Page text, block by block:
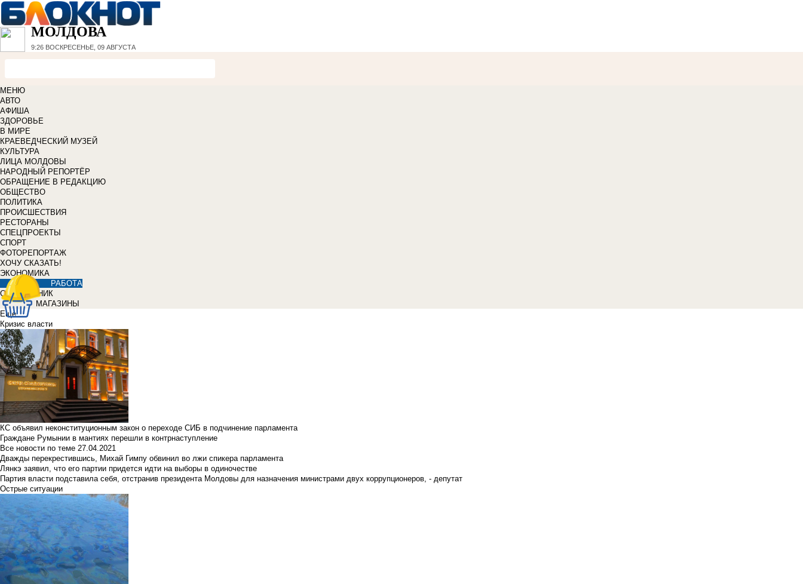
МОЛДОВА
9:26 ВОСКРЕСЕНЬЕ, 09 АВГУСТА
МЕНЮ
АВТО
АФИША
ЗДОРОВЬЕ
В МИРЕ
КРАЕВЕДЧЕСКИЙ МУЗЕЙ
КУЛЬТУРА
ЛИЦА МОЛДОВЫ
НАРОДНЫЙ РЕПОРТЁР
ОБРАЩЕНИЕ В РЕДАКЦИЮ
ОБЩЕСТВО
ПОЛИТИКА
ПРОИСШЕСТВИЯ
РЕСТОРАНЫ
СПЕЦПРОЕКТЫ
СПОРТ
ФОТОРЕПОРТАЖ
ХОЧУ СКАЗАТЬ!
ЭКОНОМИКА
РАБОТА
СПРАВОЧНИК
МАГАЗИНЫ
Еще
Кризис власти
КС объявил неконституционным закон о переходе СИБ в подчинение парламента
Граждане Румынии в мантиях перешли в контрнаступление
Все новости по теме 27.04.2021
Дважды перекрестившись, Михай Гимпу обвинил во лжи спикера парламента
Лянкэ заявил, что его партии придется идти на выборы в одиночестве
Партия власти подставила себя, отстранив президента Молдовы для назначения министрами двух коррупционеров, - депутат
Острые ситуации